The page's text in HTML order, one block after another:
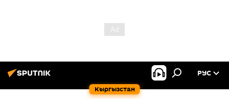
Кыргызстан
РУС